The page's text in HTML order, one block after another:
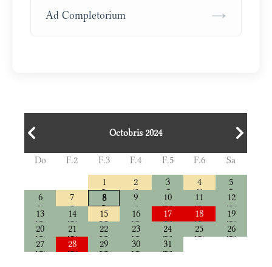
Ad Completorium →
Octobris 2024
Do F.2 F.3 F.4 F.5 F.6
Sa
1
2 3 4
5
6
7 8 9 10 11
12
13
14 15 16 17 18
19
20
21 22 23 24 25
26
27
28 29 30 31